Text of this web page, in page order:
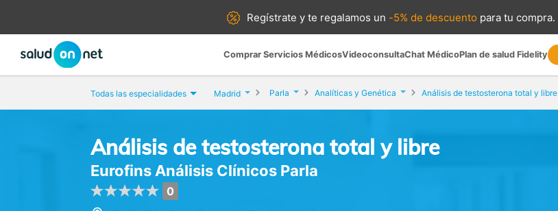
Regístrate yte regalamos un -5% de descuento para tu compra.
Comprar Servicios MédicosVideoconsultaChat MédicoPlan de salud Fidelity
Todas las especialidades Madrid Parla Analíticas y Genética Análisis de testosterona total y libre
Análisis de testosterona total y libre
Eurofins Análisis Clínicos Parla
0